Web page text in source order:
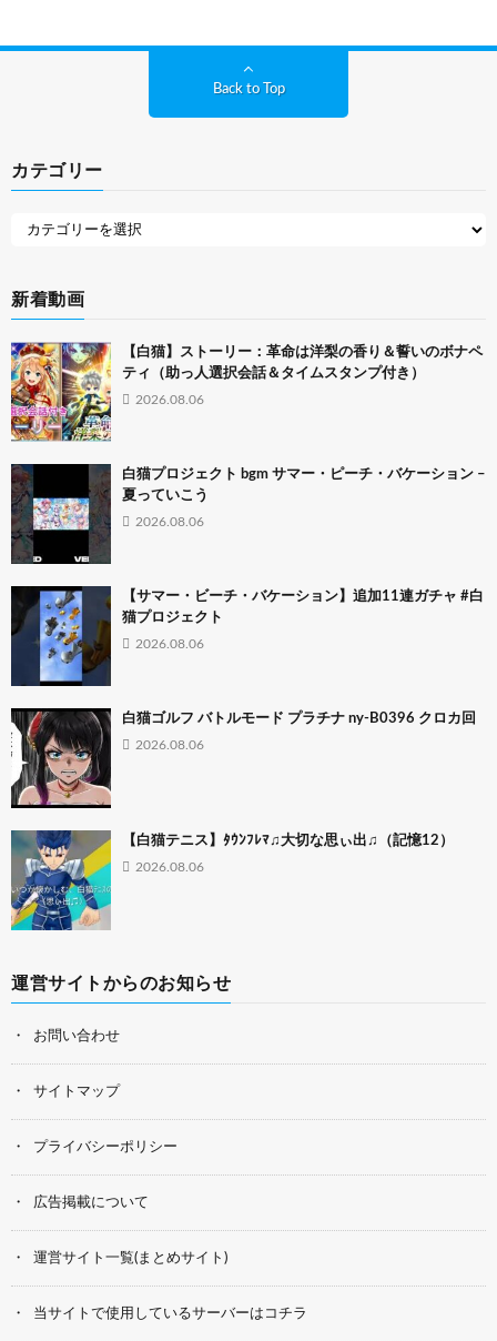
Back to Top
カテゴリー
新着動画
【白猫】ストーリー：革命は洋梨の香り＆誓いのボナペ
ティ（助っ人選択会話＆タイムスタンプ付き）
2026.08.06
白猫プロジェクト bgm サマー・ピーチ・バケーション –
夏っていこう
2026.08.06
【サマー・ビーチ・バケーション】追加11連ガチャ #白
猫プロジェクト
2026.08.06
白猫ゴルフ バトルモード プラチナ ny-B0396 クロカ回
2026.08.06
【白猫テニス】ﾀｳﾝﾌﾚﾏ♫大切な思ぃ出♫（記憶12）
2026.08.06
運営サイトからのお知らせ
お問い合わせ
サイトマップ
プライバシーポリシー
広告掲載について
運営サイト一覧(まとめサイト)
当サイトで使用しているサーバーはコチラ